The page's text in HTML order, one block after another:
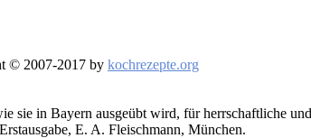
© 2007-2017 by kochrezepte.org
sie in Bayern ausgeübt wird, für herrschaftliche
E. A. Fleischmann, München.